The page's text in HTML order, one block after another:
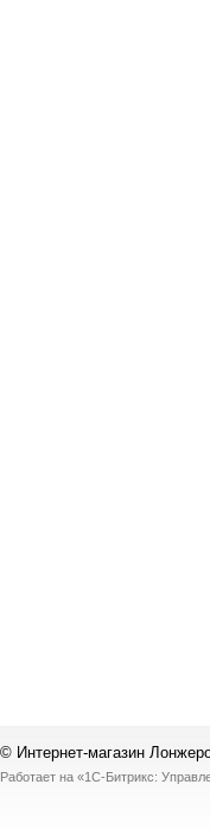
© Интернет-магазин
Работает на «1С-Битрикс: